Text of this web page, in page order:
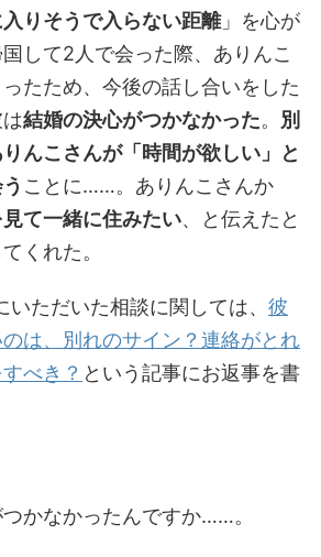
りそうで入らない距離」を心が
して2人で会った際、ありんこ
たため、今後の話し合いをした
結婚の決心がつかなかった。 別
んこさんが「時間が欲しい」と
ことに……。ありんこさんか
て一緒に住みたい、と伝えたと
くれた。
ただいた相談に関しては、 彼
は、別れのサイン？連絡がとれ
べき？ という記事にお返事を書
かなかったんですか……。